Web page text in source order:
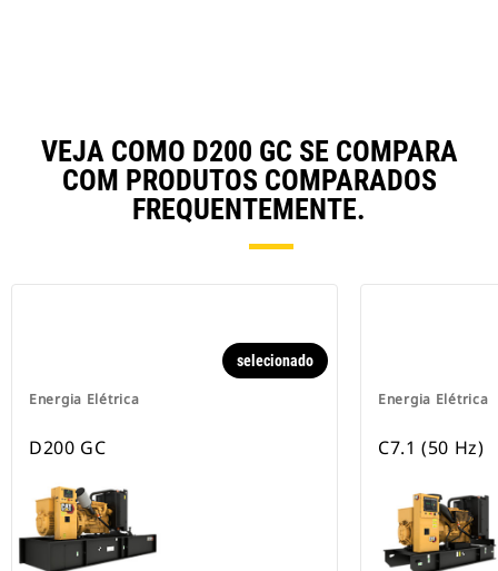
VEJA COMO D200 GC SE COMPARA
COM PRODUTOS COMPARADOS
FREQUENTEMENTE.
Energia Elétrica
selecionado
D200 GC
Energia Elétrica
C7.1 (50 Hz)